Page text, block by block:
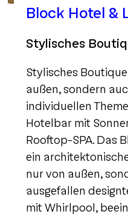
Block Hotel &
Stylisches
Stylisches
außen, sondern
individuellen
Hotelbar mit
Rooftop-SPA. Das
ein
nur von außen,
ausgefallen
mit Whirlpool,